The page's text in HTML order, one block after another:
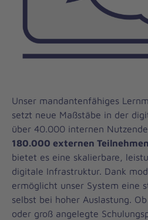
Unser mandantenfähiges
setzt neue Maßstäbe in der
über 40.000 internen
180.000 externen
bietet es eine skalierbare,
digitale Infrastruktur. Dank
ermöglicht unser System eine
selbst bei hoher Auslastung.
oder groß angelegte